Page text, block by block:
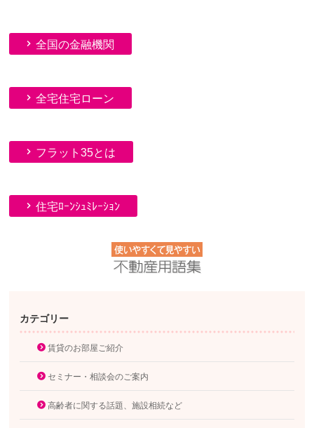
全国の金融機関
全宅住宅ローン
フラット35とは
住宅ﾛｰﾝｼｭﾐﾚｰｼｮﾝ
カテゴリー
賃貸のお部屋ご紹介
セミナー・相談会のご案内
高齢者に関する話題、施設相続など